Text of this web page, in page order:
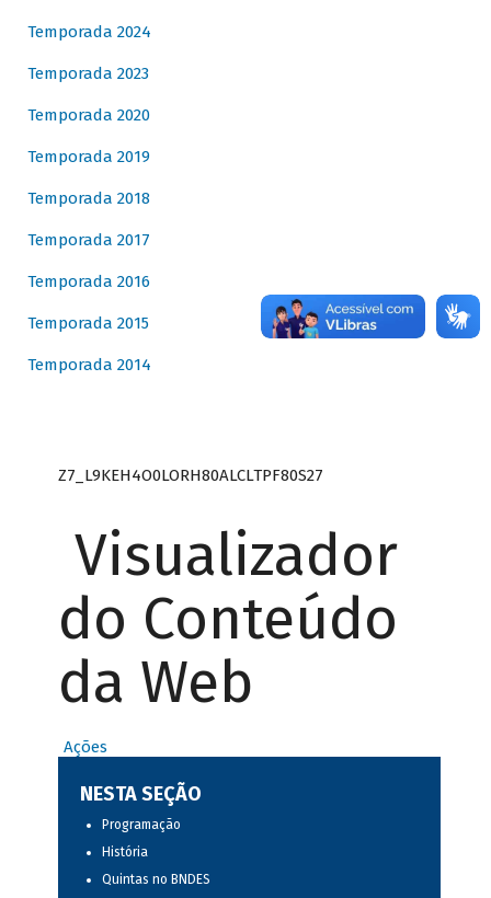
Temporada 2024
Temporada 2023
Temporada 2020
Temporada 2019
Temporada 2018
Temporada 2017
Temporada 2016
Temporada 2015
Temporada 2014
Z7_L9KEH4O0LORH80ALCLTPF80S27
Visualizador
do Conteúdo
da Web
Ações
NESTA SEÇÃO
Programação
História
Quintas no BNDES